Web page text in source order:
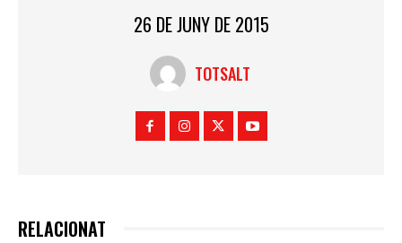
26 DE JUNY DE 2015
TOTSALT
RELACIONAT